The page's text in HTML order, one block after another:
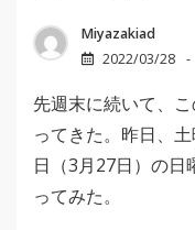
Miyazakiad
2022/03/28
先週末に続いて、
ってきた。昨日、
日（3月27日）の日
ってみた。